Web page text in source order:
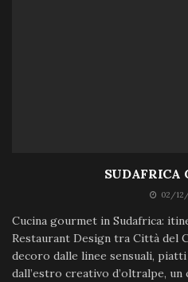
SUDAFRICA
02/
Cucina gourmet in Sudafrica:
Restaurant Design tra Città del
decoro dalle linee sensuali,
dall’estro creativo d’oltralpe,